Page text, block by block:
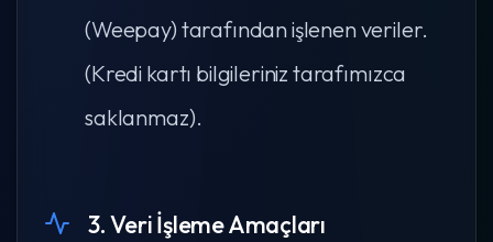
(Weepay) tarafından işlenen veriler.
(Kredi kartı bilgileriniz tarafımızca
saklanmaz).
3. Veri İşleme Amaçları